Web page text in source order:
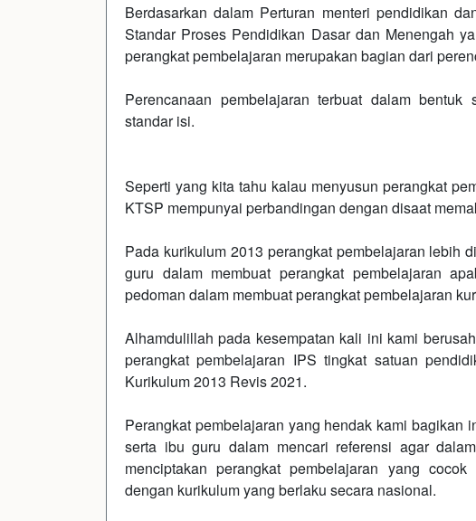
Berdasarkan dalam Perturan menteri pendidikan
Standar Proses Pendidikan Dasar dan Menengah
perangkat pembelajaran merupakan bagian dari
Perencanaan pembelajaran terbuat dalam
standar isi.
Seperti yang kita tahu kalau menyusun perangkat
KTSP mempunyai perbandingan dengan disaat
Pada kurikulum 2013 perangkat pembelajaran lebih
guru dalam membuat perangkat pembelajaran
pedoman dalam membuat perangkat pembelajaran
Alhamdulillah pada kesempatan kali ini kami
perangkat pembelajaran IPS tingkat satuan
Kurikulum 2013 Revis 2021.
Perangkat pembelajaran yang hendak kami bagikan
serta ibu guru dalam mencari referensi agar
menciptakan perangkat pembelajaran yang
dengan kurikulum yang berlaku secara nasional.